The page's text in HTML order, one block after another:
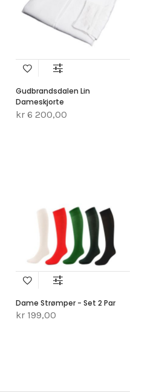
Gudbrandsdalen Lin
Dameskjorte
kr 6 200,00
Dame Strømper - Set 2 Par
kr 199,00